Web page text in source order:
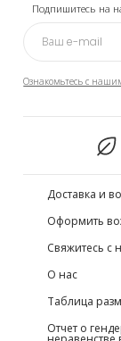
Подпишитесь на
Ознакомьтесь с
Доставка и
Оформить
Свяжитесь с
О нас
Таблица
Отчет о